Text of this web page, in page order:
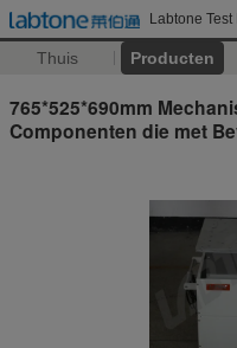
Labtone
Thuis Producten
765*525*690mm
Componenten die met